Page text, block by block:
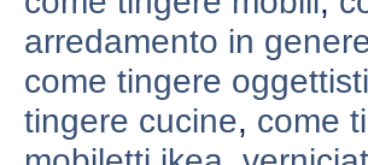
arredamento in
come tingere
tingere cucine, come